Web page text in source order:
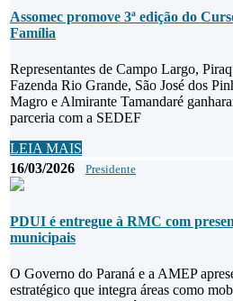
Assomec promove 3ª edição do
Família
Representantes de Campo Largo,
Fazenda Rio Grande, São José dos
Magro e Almirante Tamandaré
parceria com a SEDEF
LEIA MAIS
16/03/2026
Presidente
PDUI é entregue à RMC com
municipais
O Governo do Paraná e a AMEP
estratégico que integra áreas como